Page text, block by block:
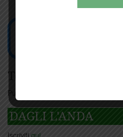
Tesseramento
Puoi tesserarti online
DAGLI L'ANDA